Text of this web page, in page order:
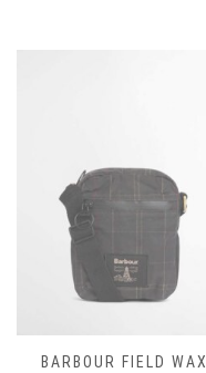
BARBOUR FIELD WAX